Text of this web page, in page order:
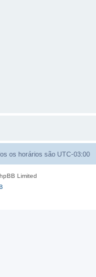
os horários são UTC-03:00
Limited